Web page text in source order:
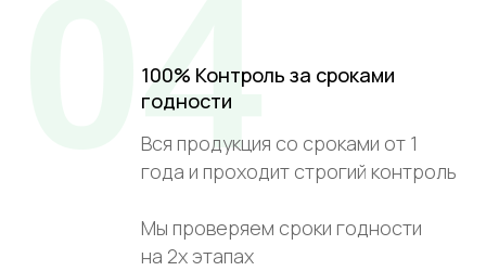
100% Контроль за сроками
годности
Вся продукция со сроками от 1
года и проходит строгий контроль
Мы проверяем сроки годности
на 2х этапах
04